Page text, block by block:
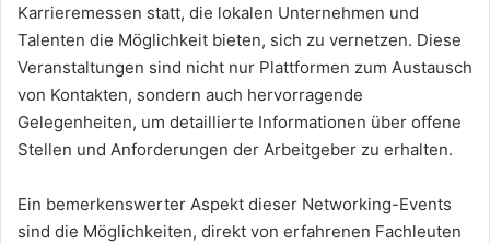
Karrieremessen statt, die lokalen Unternehmen und
Talenten die Möglichkeit bieten, sich zu vernetzen. Diese
Veranstaltungen sind nicht nur Plattformen zum Austausch
von Kontakten, sondern auch hervorragende
Gelegenheiten, um detaillierte Informationen über offene
Stellen und Anforderungen der Arbeitgeber zu erhalten.
Ein bemerkenswerter Aspekt dieser Networking-Events
sind die Möglichkeiten, direkt von erfahrenen Fachleuten